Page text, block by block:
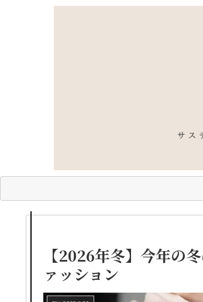
【2026年冬】今年の
ァッション